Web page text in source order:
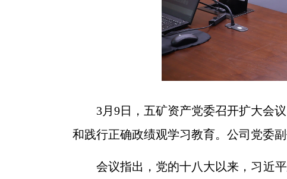
3月9日，五矿资产党委召开扩大会
和践行正确政绩观学习教育。公司党委
会议指出，党的十八大以来，习近